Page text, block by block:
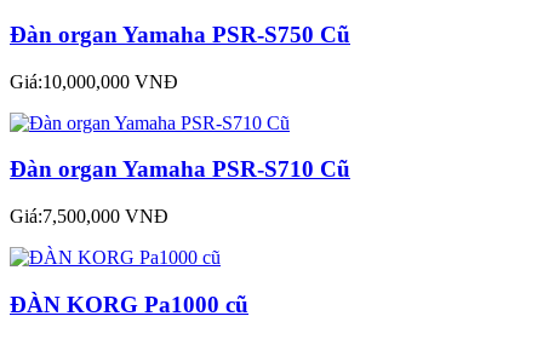
Đàn organ Yamaha PSR-S750 Cũ
Giá:10,000,000 VNĐ
Đàn organ Yamaha PSR-S710 Cũ
Giá:7,500,000 VNĐ
ĐÀN KORG Pa1000 cũ